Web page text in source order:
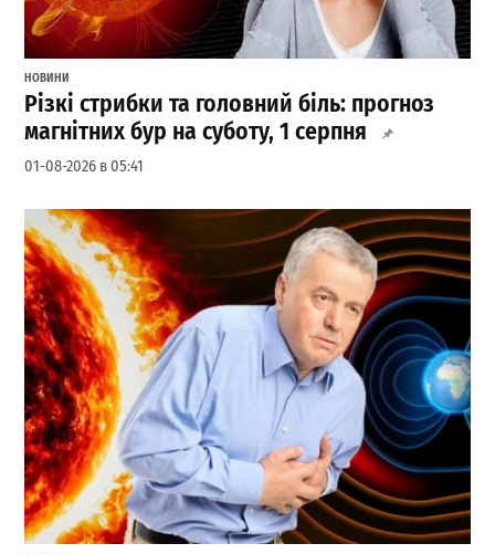
НОВИНИ
Різкі стрибки та головний біль: прогноз
магнітних бур на суботу, 1 серпня
01-08-2026 в 05:41